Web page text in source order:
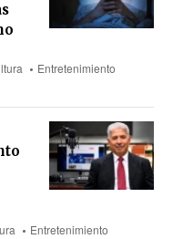
Entretenimiento
Entretenimiento